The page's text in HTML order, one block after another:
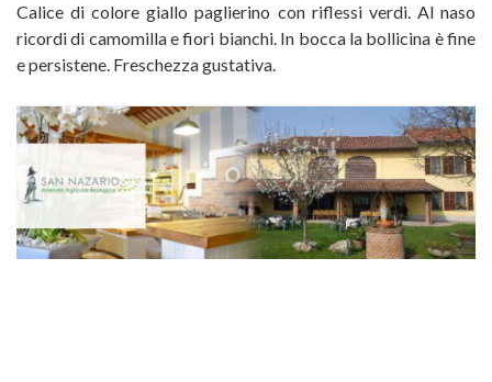
Calice di colore giallo paglierino con riflessi verdi. Al naso
ricordi di camomilla e fiori bianchi. In bocca la bollicina è fine
e persistene. Freschezza gustativa.